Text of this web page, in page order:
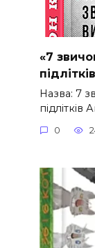
«7
Назва: 7
0